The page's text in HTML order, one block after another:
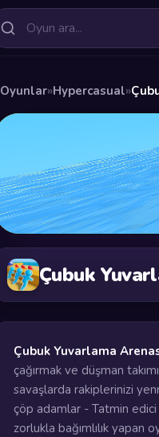
Oyunlar»Hypercasual»
Çubuk
Çubuk Yuvarlama
çağırmak ve düşman
savaşlarda rakiplerinizi
çöp adamlar - Tatmin
zorlukla bağımlılık yapan